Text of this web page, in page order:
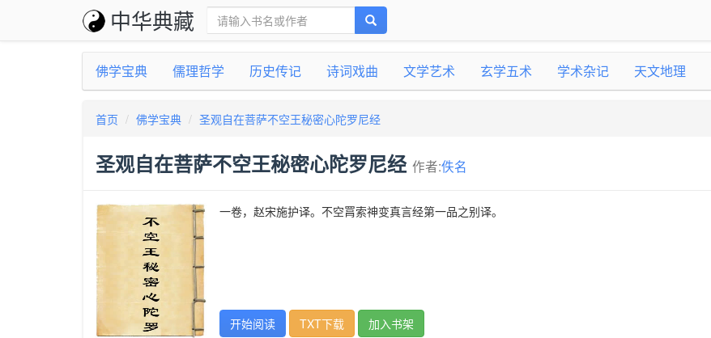
中华典藏
佛学宝典 儒理哲学 历史传记 诗词戏曲 文学艺术 玄学五术 学术杂记 天文地理
首页 佛学宝典 圣观自在菩萨不空王秘密心陀罗尼经
圣观自在菩萨不空王秘密心陀罗尼经 作者:佚名
一卷，赵宋施护译。不空罥索神变真言经第一品之别译。
开始阅读 TXT下载 加入书架